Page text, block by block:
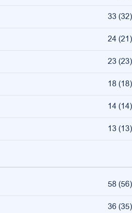
33 (32)
24 (21)
23 (23)
18 (18)
14 (14)
13 (13)
58 (56)
36 (35)